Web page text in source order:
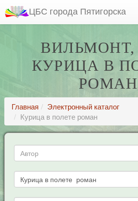
ЦБС города Пятигорска
ВИЛЬМОНТ,
КУРИЦА В
РОМАН
Главная
Электронный каталог
Курица в полете роман